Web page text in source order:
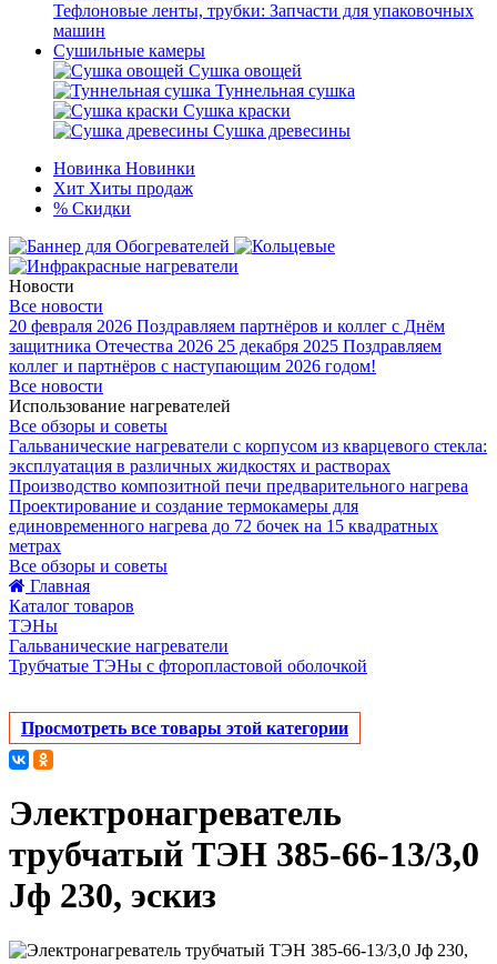
Тефлоновые ленты, трубки: Запчасти для упаковочных
машин
Сушильные камеры
Сушка овощей
Туннельная сушка
Сушка краски
Сушка древесины
Новинка Новинки
Хит Хиты продаж
% Скидки
Новости
Все новости
20 февраля 2026 Поздравляем партнёров и коллег с Днём
защитника Отечества 2026 25 декабря 2025 Поздравляем
коллег и партнёров с наступающим 2026 годом!
Все новости
Использование нагревателей
Все обзоры и советы
Гальванические нагреватели с корпусом из кварцевого стекла:
эксплуатация в различных жидкостях и растворах
Производство композитной печи предварительного нагрева
Проектирование и создание термокамеры для
единовременного нагрева до 72 бочек на 15 квадратных
метрах
Все обзоры и советы
Главная
Каталог товаров
ТЭНы
Гальванические нагреватели
Трубчатые ТЭНы с фторопластовой оболочкой
Просмотреть все товары этой категории
Электронагреватель
трубчатый ТЭН 385-66-13/3,0
Jф 230, эскиз